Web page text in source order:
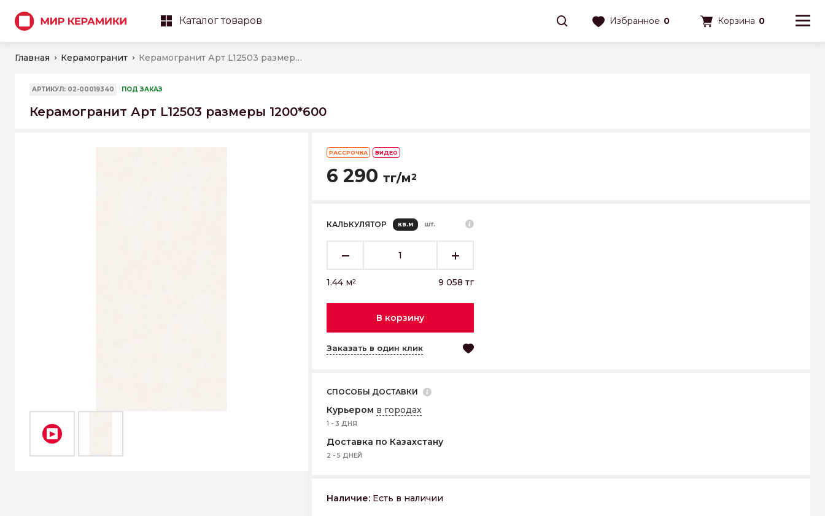
Каталог товаров Избранное 0 Корзина 0
Главная Керамогранит Керамогранит Арт L12503 размеры 1200*600
АРТИКУЛ: 02-00019340 ПОД ЗАКАЗ
Керамогранит Арт L12503 размеры 1200*600
РАССРОЧКА ВИДЕО
6 290 тг/м2
КАЛЬКУЛЯТОР кв.м шт.
1.44 м2 9 058 тг
В корзину
Заказать в один клик
СПОСОБЫ ДОСТАВКИ
Курьером в городах
1 - 3 ДНЯ
Доставка по Казахстану
2 - 5 ДНЕЙ
Наличие: Есть в наличии